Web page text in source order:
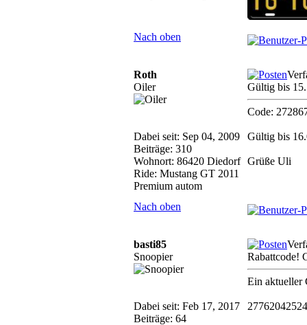
Nach oben
Roth
Oiler
Dabei seit: Sep 04, 2009
Beiträge: 310
Wohnort: 86420 Diedorf
Ride: Mustang GT 2011
Premium autom
Gültig bis
Code:
Gültig bis
Grüße Uli
Nach oben
basti85
Snoopier
Dabei seit: Feb 17, 2017
Beiträge: 64
Rabattcode!
Ein aktueller